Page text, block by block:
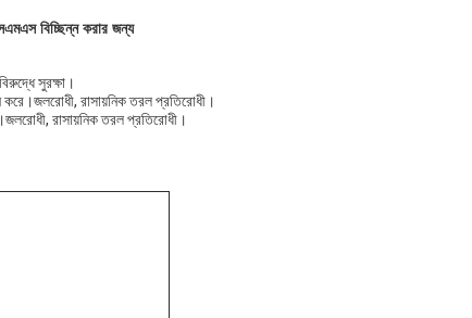
বিচ্ছিন্ন করার জন্য
সুরক্ষা।
করে।জলরোধী, রাসায়নিক তরল প্রতিরোধী।
রাসায়নিক তরল প্রতিরোধী।